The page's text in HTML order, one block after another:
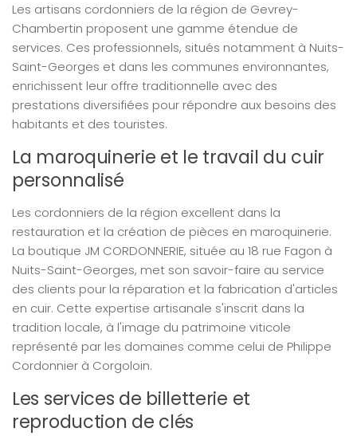
Les artisans cordonniers de la région de Gevrey-
Chambertin proposent une gamme étendue de
services. Ces professionnels, situés notamment à Nuits-
Saint-Georges et dans les communes environnantes,
enrichissent leur offre traditionnelle avec des
prestations diversifiées pour répondre aux besoins des
habitants et des touristes.
La maroquinerie et le travail du cuir
personnalisé
Les cordonniers de la région excellent dans la
restauration et la création de pièces en maroquinerie.
La boutique JM CORDONNERIE, située au 18 rue Fagon à
Nuits-Saint-Georges, met son savoir-faire au service
des clients pour la réparation et la fabrication d'articles
en cuir. Cette expertise artisanale s'inscrit dans la
tradition locale, à l'image du patrimoine viticole
représenté par les domaines comme celui de Philippe
Cordonnier à Corgoloin.
Les services de billetterie et
reproduction de clés